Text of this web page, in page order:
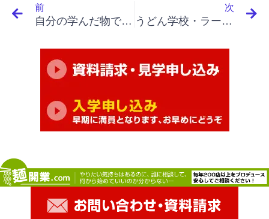
前
自分の学んだ物でお客さんに感動を伝えたいと思います。
次
うどん学校・ラーメン学校・そば学校・パスタ学校で開業&成果アップ｜「イノベーションと起業家精神（最終）」「プロセス・ギャップ、いかに見つけるか」